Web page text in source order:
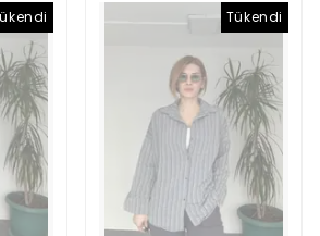
Tükendi